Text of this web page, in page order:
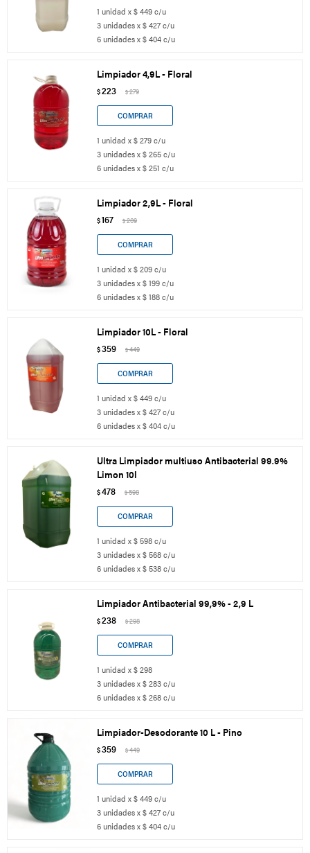
1 unidad x $ 449 c/u
3 unidades x $ 427 c/u
6 unidades x $ 404 c/u
Limpiador 4,9L - Floral
$223 $279
1 unidad x $ 279 c/u
3 unidades x $ 265 c/u
6 unidades x $ 251 c/u
Limpiador 2,9L - Floral
$167 $209
1 unidad x $ 209 c/u
3 unidades x $ 199 c/u
6 unidades x $ 188 c/u
Limpiador 10L - Floral
$359 $449
1 unidad x $ 449 c/u
3 unidades x $ 427 c/u
6 unidades x $ 404 c/u
Ultra Limpiador multiuso Antibacterial 99.9%
Limon 10l
$478 $598
1 unidad x $ 598 c/u
3 unidades x $ 568 c/u
6 unidades x $ 538 c/u
Limpiador Antibacterial 99,9% - 2,9 L
$238 $298
1 unidad x $ 298
3 unidades x $ 283 c/u
6 unidades x $ 268 c/u
Limpiador-Desodorante 10 L - Pino
$359 $449
1 unidad x $ 449 c/u
3 unidades x $ 427 c/u
6 unidades x $ 404 c/u